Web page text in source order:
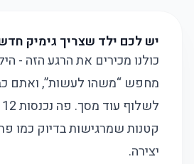
יש לכם ילד שצריך גימיק
כולנו מכירים את הרגע הזה -
מחפש “משהו לעשות”, ואתם
קטנות שמרגישות בדיוק כמו
יצירה.